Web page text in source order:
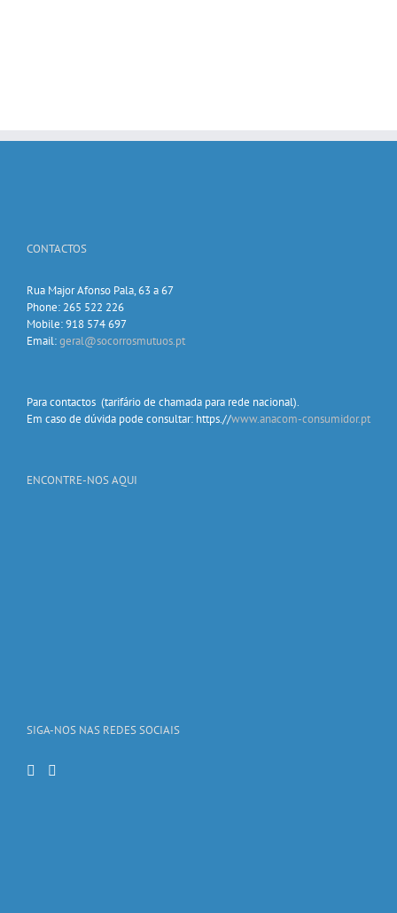
CONTACTOS
Rua Major Afonso Pala, 63 a 67
Phone: 265 522 226
Mobile: 918 574 697
Email:geral@socorrosmutuos.pt
Para contactos (tarifário de chamada para rede nacional).
Em caso de dúvida pode consultar: https.//www.anacom-consumidor.pt
ENCONTRE-NOS AQUI
SIGA-NOS NAS REDES SOCIAIS